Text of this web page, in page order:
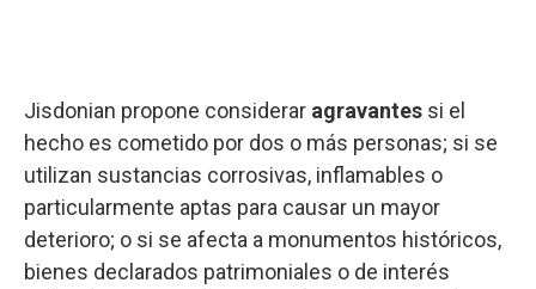
Jisdonian propone considerar agravantes si el
hecho es cometido por dos o más personas; si se
utilizan sustancias corrosivas, inflamables o
particularmente aptas para causar un mayor
deterioro; o si se afecta a monumentos históricos,
bienes declarados patrimoniales o de interés